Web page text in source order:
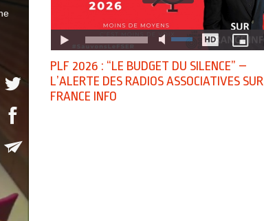
PLF 2026 : “LE BUDGET DU SILENCE” –
L’ALERTE DES RADIOS ASSOCIATIVES SUR
FRANCE INFO